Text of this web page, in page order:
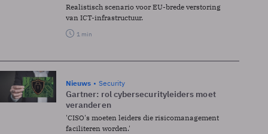
Realistisch scenario voor EU-brede verstoring
van ICT-infrastructuur.
1 min
Nieuws Security
Gartner: rol cybersecurityleiders moet
veranderen
'CISO's moeten leiders die risicomanagement
faciliteren worden.'